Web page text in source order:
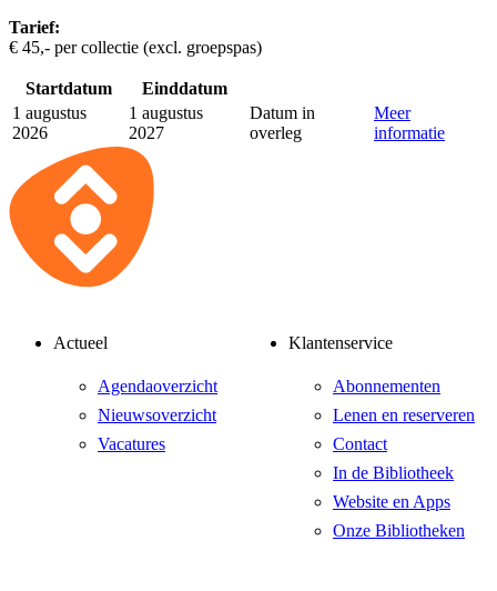
Tarief:
€ 45,- per collectie (excl. groepspas)
Startdatum
Einddatum
1 augustus
2026
1 augustus
2027
Datum in
overleg
Meer
informatie
Actueel
Agendaoverzicht
Nieuwsoverzicht
Vacatures
Klantenservice
Abonnementen
Lenen en reserveren
Contact
In de Bibliotheek
Website en Apps
Onze Bibliotheken